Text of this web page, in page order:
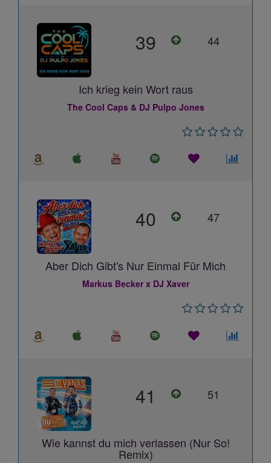
39 44
Ich krieg kein Wort raus
The Cool Caps & DJ Pulpo Jones
40 47
Aber Dich Gibt's Nur Einmal Für Mich
Markus Becker x DJ Xaver
41 51
Wie kannst du mich verlassen (Nur So!
Remix)